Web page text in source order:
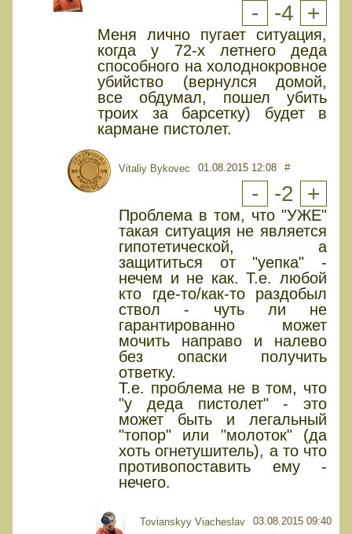
- -4 +
Меня лично пугает ситуация,
когда у 72-х летнего деда
способного на холоднокровное
убийство (вернулся домой,
все обдумал, пошел убить
троих за барсетку) будет в
кармане пистолет.
Vitaliy Bykovec 01.08.2015 12:08 #
- -2 +
Проблема в том, что "УЖЕ"
такая ситуация не является
гипотетической, а
защититься от "уепка" -
нечем и не как. Т.е. любой
кто где-то/как-то раздобыл
ствол - чуть ли не
гарантированно может
мочить направо и налево
без опаски получить
ответку.
Т.е. проблема не в том, что
"у деда пистолет" - это
может быть и легальный
"топор" или "молоток" (да
хоть огнетушитель), а то что
противопоставить ему -
нечего.
Tovianskyy Viacheslav
03.08.2015 09:40